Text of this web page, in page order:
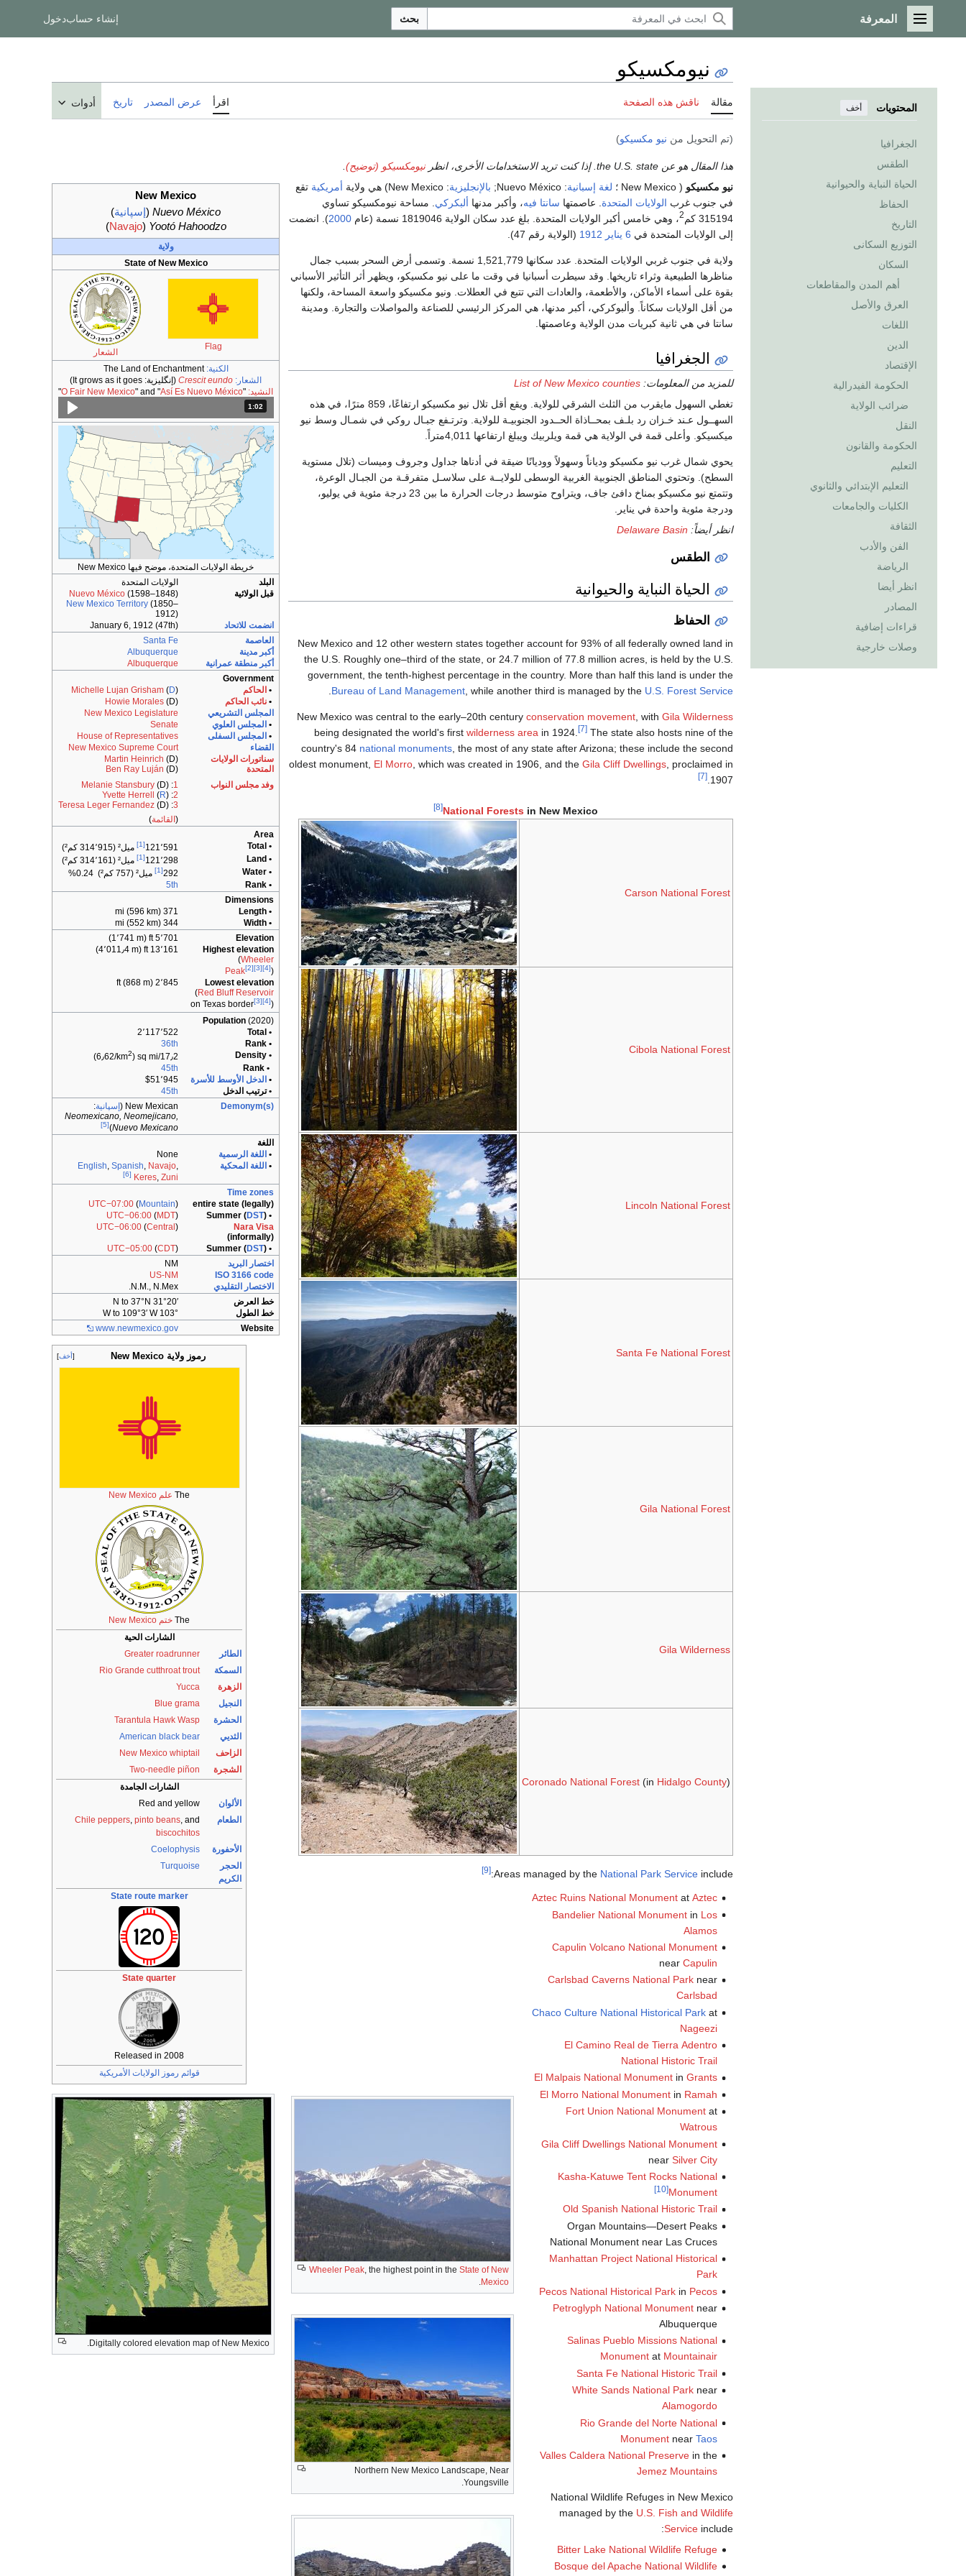
القائمة الرئيسية
المعرفة بحث إنشاء حسابدخول
المحتويات أخف
الجغرافيا
الطقس
الحياة النباية والحيوانية
الحفاظ
التاريخ
التوزيع السكانى
السكان
أهم المدن والمقاطعات
العرق والأصل
اللغات
الدين
الإقتصاد
الحكومة الفيدرالية
ضرائب الولاية
النقل
الحكومة والقانون
التعليم
التعليم الإبتدائي والثانوي
الكليات والجامعات
الثقافة
الفن والأدب
الرياضة
انظر أيضا
المصادر
قراءات إضافية
وصلات خارجية
نيومكسيكو
مقالة ناقش هذه الصفحة اقرأ عرض المصدر تاريخ أدوات
(تم التحويل من نيو مكسيكو)
هذا المقال هو عن the U.S. state. إذا كنت تريد الاستخدامات الأخرى، انظر نيومكسيكو (توضيح)
New Mexico
Nuevo México
(إسپانية)
Yootó Hahoodzo
(
Navajo
)
ولاية
State of New Mexico
Flag
الشعار
الكنية: The Land of Enchantment
الشعار: Crescit eundo (إنگليزية: It grows as it goes
)
النشيد: "
O Fair New Mexico" and "Así Es Nuevo México
"
المدة: دقائق و 2 ثواني.
1:02
خريطة الولايات المتحدة، موضح فيها New Mexico
البلد
الولايات المتحدة
قبل الولائية
Nuevo México(1598–1848)
New Mexico Territory(1850–
1912)
انضمت للاتحاد
January 6, 1912 (47th)
العاصمة
Santa Fe
أكبر مدينة
Albuquerque
أكبر منطقة عمرانية
Albuquerque
Government
• الحاكم Michelle Lujan Grisham(D)
•نائب الحاكم Howie Morales(D)
المجلس التشريعي
New Mexico Legislature
• المجلس العلوي
Senate
• المجلس السفلى
House of Representatives
القضاء
New Mexico Supreme Court
سناتورات الولايات
المتحدة
Martin Heinrich (D)
Ben Ray Luján (D)
وفد مجلس النواب
1
:
Melanie Stansbury(D)
2
:
Yvette Herrell (R)
3
:
Teresa Leger Fernandez(D)
( القائمة)
Area
• Total
121٬591[1]
ميل² (314٬915 كم²)
• Land
121٬298[1]
ميل² (314٬161 كم²)
• Water
292
[1]
ميل² (757 كم²) 0.24%
• Rank
5th
Dimensions
• Length
371 mi (596 km)
• Width
344 mi (552 km)
Elevation
5٬701 ft (1٬741 m)
Highest elevation
(Wheeler
Peak
[2] [3] [4])
13٬161 ft (4٬011٫4 m)
Lowest elevation
(Red Bluff Reservoir
on Texas border [3] [4])
2٬845 ft (868 m)
Population (2020)
• Total
2٬117٬522
• Rank
36th
• Density
17٫2/sq mi (6٫62/km 2
)
• Rank
45th
• الدخل الأوسط للأسرة
$51٬945
• ترتيب الدخل
45th
Demonym(s)
New Mexican ( إسپانية:
Neomexicano, Neomejicano,
Nuevo Mexicano
)
[5]
اللغة
• اللغة الرسمية
None
• اللغة المحكية English, Spanish, Navajo,
Keres, Zuni
[6]
Time zones
entire state (legally)
UTC−07:00(Mountain)
• Summer (
DST)
UTC−06:00(MDT)
Nara Visa
(informally)
UTC−06:00(Central )
• Summer (
DST)
UTC−05:00(CDT)
اختصار البريد
NM
ISO 3166 code
US-NM
الاختصار التقليدي
N.M., N.Mex.
خط العرض
31°20′ N to 37°N
خط الطول
103° W to 109°3′ W
Website
www.newmexico.gov
أخف رموز ولاية New Mexico
The علم New Mexico
The ختم New Mexico
الشارات الحية
الطائر
Greater roadrunner
السمكة
Rio Grande cutthroat trout
الزهرة
Yucca
النجيل
Blue grama
الحشرة
Tarantula Hawk Wasp
الثديي
American black bear
الزاحف
New Mexico whiptail
الشجرة
Two-needle piñon
الشارات الجامدة
الألوان
Red and yellow
الطعام
Chile peppers pinto beans , and
biscochitos
الأحفورة
Coelophysis
الحجر
الكريم
Turquoise
State route marker
State quarter
Released in 2008
قوائم رموز الولايات الأمريكية
نيو مكسيكو ( New Mexico ؛ لغة إسبانية: Nuevo México; بالإنجليزية: New Mexico) هي ولاية أمريكية تقع
في جنوب غرب الولايات المتحدة . عاصمتها سانتا فيه، وأكبر مدنها ألبكركي . مساحة نيومكسيكو تساوي
315194 كم
2، وهي خامس أكبر الولايات المتحدة. بلغ عدد سكان الولاية 1819046 نسمة (عام 2000). انضمت
إلى الولايات المتحدة في 6 يناير 1912 (الولاية رقم 47).
ولاية في جنوب غربي الولايات المتحدة. عدد سكانها 1,521,779 نسمة. وتسمى أرض السحر بسبب جمال
مناظرها الطبيعية وثراء تاريخها. وقد سيطرت أسبانيا في وقت ما على نيو مكسيكو، ويظهر أثر التأثير الأسباني
بقوة على أسماء الأماكن، والأطعمة، والعادات التي تتبع في العطلات. ونيو مكسيكو واسعة المساحة، ولكنها
من أقل الولايات سكاناً. وألبوكركي، أكبر مدنها، هي المركز الرئيسي للصناعة والمواصلات والتجارة. ومدينة
سانتا في هي ثانية كبريات مدن الولاية وعاصمتها.
الجغرافيا
للمزيد من المعلومات: List of New Mexico counties
Digitally colored elevation map of New Mexico.
تغطي السهول مايقرب من الثلث الشرقي للولاية. ويقع أقل تلال نيو مكسيكو ارتفاعًا، 859 مترًا، في هذه
السهــول عـند خـزان رد بلـف بمحــاذاة الحــدود الجنوبيـة للولاية. وترتـفع جبـال روكي في شمـال وسط نيو
ميكسيكو. وأعلى قمة في الولاية هي قمة ويلربيك ويبلغ ارتفاعها 4,011متراً.
يحوي شمال غرب نيو مكسيكو ودياناً وسهولاً ووديانًا ضيقة في أدناها جداول وجروف وميسات (تلال مستوية
السطح). وتحتوي المناطق الجنوبية الغربية الوسطى للولايــة على سلاسـل متفرقـة من الجبـال الوعرة،
وتتمتع نيو مكسيكو بمناخ دافئ جاف، ويتراوح متوسط درجات الحرارة ما بين 23 درجة مئوية في يوليو،
ودرجة مئوية واحدة في يناير.
Wheeler Peak, the highest point in the State of New
Mexico
Northern New Mexico Landscape, Near
Youngsville.
انظر أيضاً: Delaware Basin
الطقس
الحياة النباية والحيوانية
الحفاظ
New Mexico and 12 other western states together account for 93% of all federally owned land in
the U.S. Roughly one–third of the state, or 24.7 million of 77.8 million acres, is held by the U.S.
government, the tenth-highest percentage in the country. More than half this land is under the
Bureau of Land Management , while another third is managed by the U.S. Forest Service
New Mexico was central to the early–20th century conservation movement , with Gila Wilderness
being designated the world's first wilderness area in 1924. [7] The state also hosts nine of the
country's 84 national monuments , the most of any state after Arizona; these include the second
oldest monument, El Morro , which was created in 1906, and the Gila Cliff Dwellings , proclaimed in
1907.
[7]
National Forests in New Mexico
[8]
Carson National Forest
Cibola National Forest
Lincoln National Forest
Santa Fe National Forest
Gila National Forest
Gila Wilderness
Coronado National Forest (in Hidalgo County)
Areas managed by the National Park Service include:
[9]
Aztec Ruins National Monumentat Aztec
Bandelier National Monumentin Los
Alamos
Capulin Volcano National Monument
near Capulin
Carlsbad Caverns National Parknear
Carlsbad
Chaco Culture National Historical Parkat
Nageezi
El Camino Real de Tierra Adentro
National Historic Trail
El Malpais National Monumentin Grants
El Morro National Monumentin Ramah
Fort Union National Monumentat
Watrous
Gila Cliff Dwellings National Monument
near Silver City
Kasha-Katuwe Tent Rocks National
Monument
[10]
Old Spanish National Historic Trail
Organ Mountains—Desert Peaks
National Monument near Las Cruces
Manhattan Project National Historical
Park
Pecos National Historical Parkin Pecos
Petroglyph National Monumentnear
Albuquerque
Salinas Pueblo Missions National
Monumentat Mountainair
Santa Fe National Historic Trail
White Sands National Parknear
Alamogordo
Rio Grande del Norte National
Monumentnear Taos
Valles Caldera National Preservein the
Jemez Mountains
National Wildlife Refuges in New Mexico
managed by the U.S. Fish and Wildlife
Service include:
Bitter Lake National Wildlife Refuge
Bosque del Apache National Wildlife